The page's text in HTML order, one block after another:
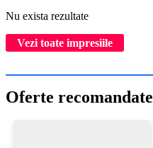
Nu exista rezultate
Vezi toate impresiile
Oferte recomandate